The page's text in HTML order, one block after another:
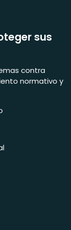
sus
contra
normativo y